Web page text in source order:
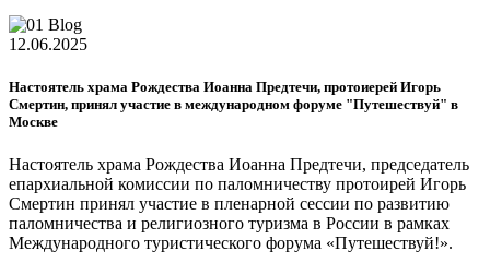
12.06.2025
Настоятель храма Рождества Иоанна Предтечи, протоиерей Игорь
Смертин, принял участие в международном форуме "Путешествуй" в
Москве
Настоятель храма Рождества Иоанна Предтечи, председатель
епархиальной комиссии по паломничеству протоирей Игорь
Смертин принял участие в пленарной сессии по развитию
паломничества и религиозного туризма в России в рамках
Международного туристического форума «Путешествуй!».